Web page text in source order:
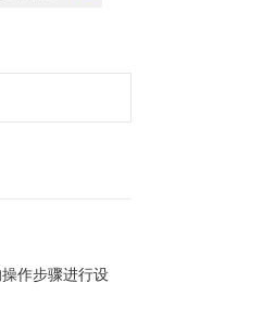
作步骤进行设